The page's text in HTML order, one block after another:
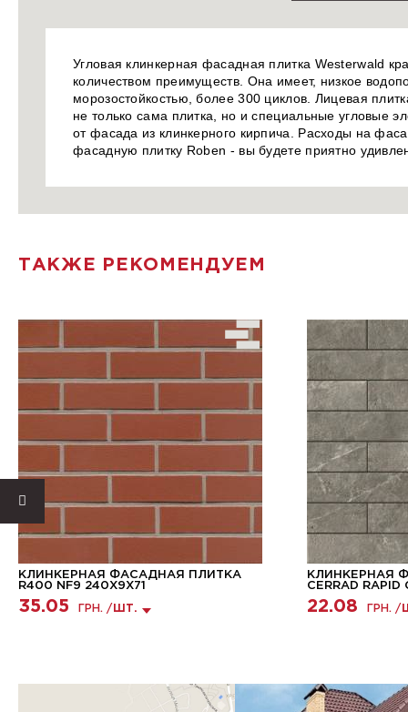
Угловая клинкерная фасадная плитка Westerwald
количеством преимуществ. Она имеет, низкое
морозостойкостью, более 300 циклов. Лицевая
не только сама плитка, но и специальные угловые
от фасада из клинкерного кирпича. Расходы на
фасадную плитку Roben - вы будете приятно
ТАКЖЕ РЕКОМЕНДУЕМ
КЛИНКЕРНАЯ ФАСАДНАЯ ПЛИТКА
R400 NF9 240X9X71
35.05 ГРН. / ШТ.
КЛИНКЕРНАЯ
CERRAD RAPID
22.08 ГРН. /